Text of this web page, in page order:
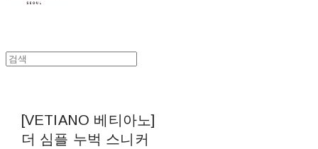
[VETIANO 베티아노]
더 심플 누벅 스니커